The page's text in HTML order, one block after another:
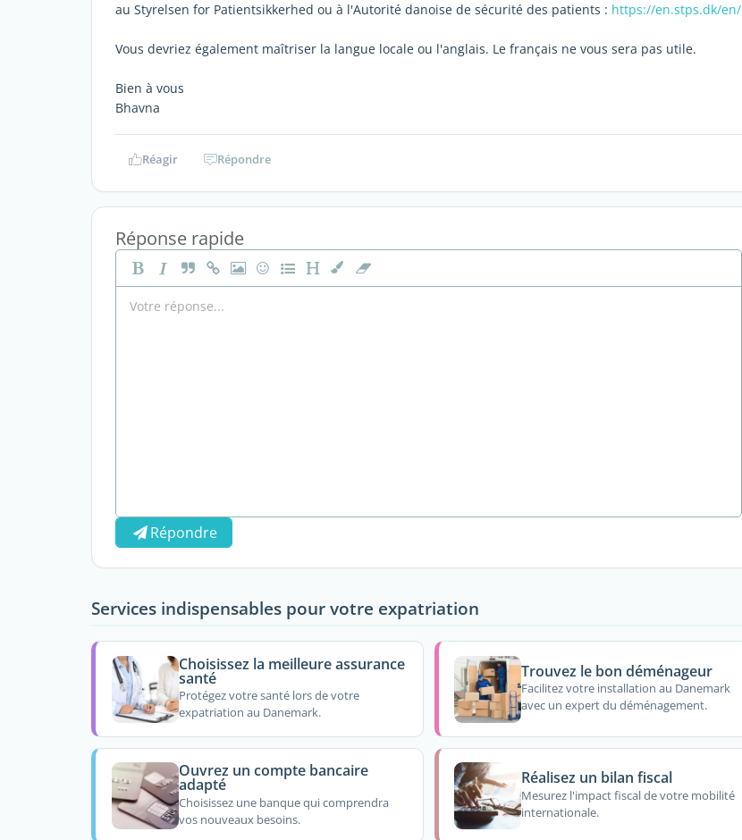
au Styrelsen for Patientsikkerhed ou à l'Autorité danoise de sécurité des patients : https://en.stps.dk/en/
Vous devriez également maîtriser la langue locale ou l'anglais. Le français ne vous sera pas utile.
Bien à vous
Bhavna
Réagir Répondre
Réponse rapide
Répondre
Services indispensables pour votre expatriation
Choisissez la meilleure assurance
santé
Protégez votre santé lors de votre
expatriation au Danemark.
Trouvez le bon déménageur
Facilitez votre installation au Danemark
avec un expert du déménagement.
Ouvrez un compte bancaire
adapté
Choisissez une banque qui comprendra
vos nouveaux besoins.
Réalisez un bilan fiscal
Mesurez l'impact fiscal de votre mobilité
internationale.